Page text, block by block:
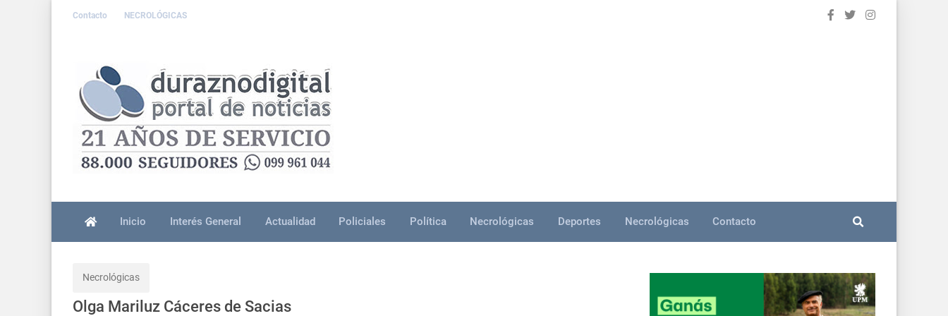
Contacto NECROLÓGICAS
Inicio Interés General Actualidad Policiales Política Necrológicas Deportes Necrológicas Contacto
Necrológicas
Olga Mariluz Cáceres de Sacias